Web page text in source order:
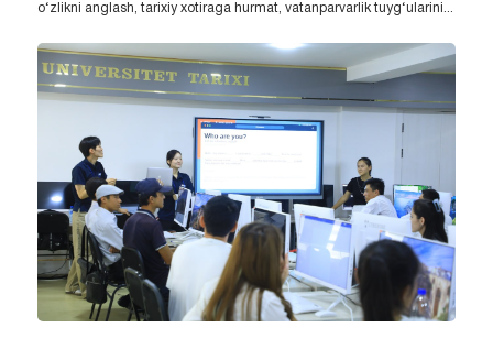
o‘zlikni anglash, tarixiy xotiraga hurmat, vatanparvarlik tuyg‘ularini...